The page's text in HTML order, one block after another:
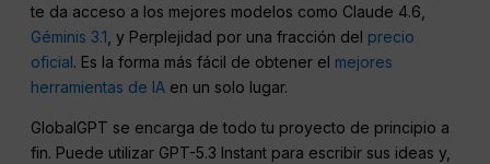
te da acceso a los mejores modelos como Claude 4.6,
Géminis 3.1 , y Perplejidad por una fracción del precio
oficial. Es la forma más fácil de obtener el mejores
herramientas de IA en un solo lugar.
GlobalGPT se encarga de todo tu proyecto de principio a
fin. Puede utilizar GPT-5.3 Instant para escribir sus ideas y,